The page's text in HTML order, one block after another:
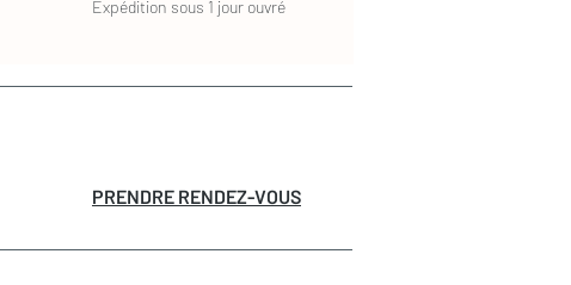
Expédition sous 1 jour ouvré
PRENDRE RENDEZ-VOUS